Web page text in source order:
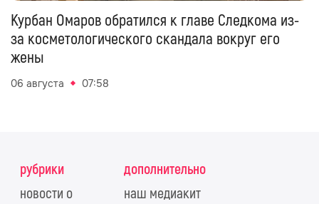
Курбан Омаров обратился к главе Следкома из-
за косметологического скандала вокруг его
жены
06 августа 07:58
рубрики
новости о
дополнительно
наш медиакит